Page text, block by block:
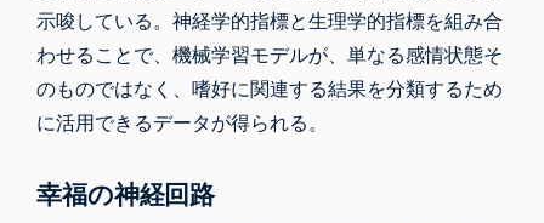
示唆している。神経学的指標と生理学的指標を組み合
わせることで、機械学習モデルが、単なる感情状態そ
のものではなく、嗜好に関連する結果を分類するため
に活用できるデータが得られる。
幸福の神経回路